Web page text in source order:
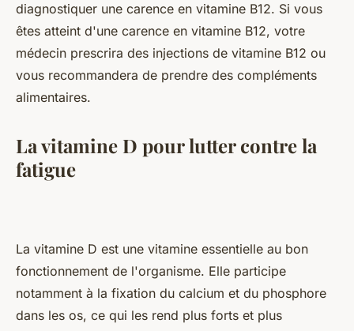
diagnostiquer une carence en vitamine B12. Si vous
êtes atteint d'une carence en vitamine B12, votre
médecin prescrira des injections de vitamine B12 ou
vous recommandera de prendre des compléments
alimentaires.
La vitamine D pour lutter contre la
fatigue
La vitamine D est une vitamine essentielle au bon
fonctionnement de l'organisme. Elle participe
notamment à la fixation du calcium et du phosphore
dans les os, ce qui les rend plus forts et plus